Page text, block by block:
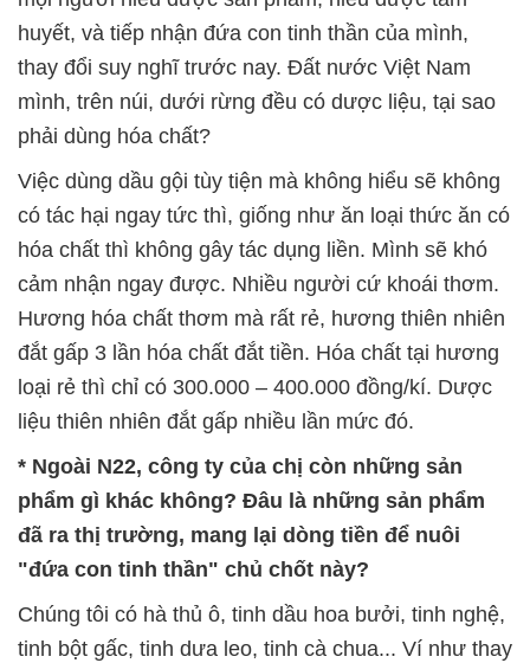
huyết, và tiếp nhận đứa con tinh thần của mình,
thay đổi suy nghĩ trước nay. Đất nước Việt Nam
mình, trên núi, dưới rừng đều có dược liệu, tại sao
phải dùng hóa chất?
Việc dùng dầu gội tùy tiện mà không hiểu sẽ không
có tác hại ngay tức thì, giống như ăn loại thức ăn có
hóa chất thì không gây tác dụng liền. Mình sẽ khó
cảm nhận ngay được. Nhiều người cứ khoái thơm.
Hương hóa chất thơm mà rất rẻ, hương thiên nhiên
đắt gấp 3 lần hóa chất đắt tiền. Hóa chất tại hương
loại rẻ thì chỉ có 300.000 – 400.000 đồng/kí. Dược
liệu thiên nhiên đắt gấp nhiều lần mức đó.
* Ngoài N22, công ty của chị còn những sản
phẩm gì khác không? Đâu là những sản phẩm
đã ra thị trường, mang lại dòng tiền để nuôi
"đứa con tinh thần" chủ chốt này?
Chúng tôi có hà thủ ô, tinh dầu hoa bưởi, tinh nghệ,
tinh bột gấc, tinh dưa leo, tinh cà chua... Ví như thay